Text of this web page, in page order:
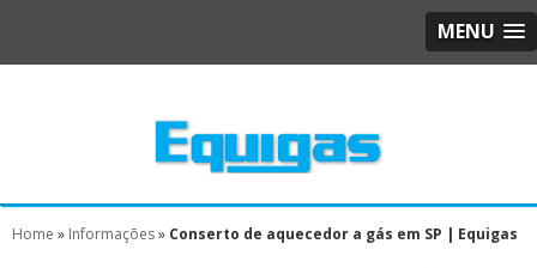
MENU
Home » Informações» Conserto de aquecedor a gás em SP | Equigas